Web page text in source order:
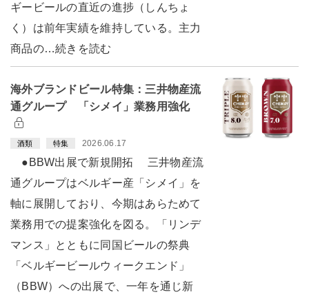
ギービールの直近の進捗（しんちょ
く）は前年実績を維持している。主力
商品の…続きを読む
海外ブランドビール特集：三井物産流
通グループ 「シメイ」業務用強化
酒類 特集 2026.06.17
●BBW出展で新規開拓 三井物産流
通グループはベルギー産「シメイ」を
軸に展開しており、今期はあらためて
業務用での提案強化を図る。「リンデ
マンス」とともに同国ビールの祭典
「ベルギービールウィークエンド」
（BBW）への出展で、一年を通じ新